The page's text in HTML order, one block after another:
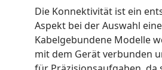
Die Konnektivität ist ein
Aspekt bei der Auswahl
Kabelgebundene Modelle
mit dem Gerät verbunden